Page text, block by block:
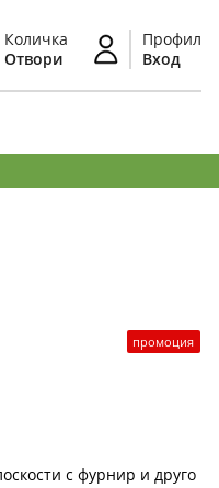
Количка
Отвори
Профил
Вход
промоция
с фурнир и друго